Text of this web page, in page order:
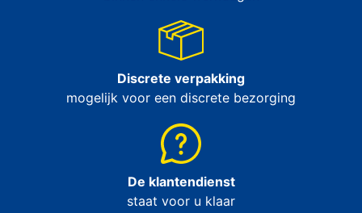
Discrete verpakking
mogelijk voor een discrete bezorging
De klantendienst
staat voor u klaar